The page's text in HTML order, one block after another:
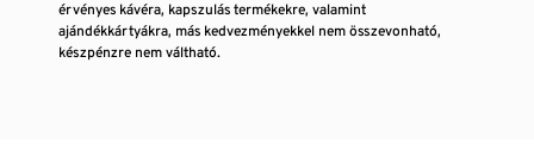
érvényes kávéra, kapszulás termékekre, valamint
ajándékkártyákra, más kedvezményekkel nem összevonható,
készpénzre nem váltható.